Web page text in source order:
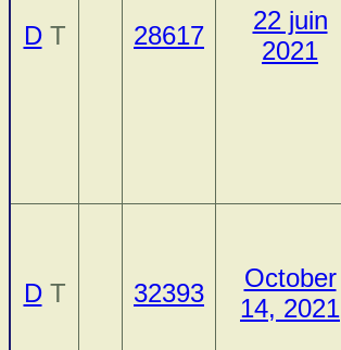
DT 28617
22 juin
2021
DT 32393
October
14, 2021